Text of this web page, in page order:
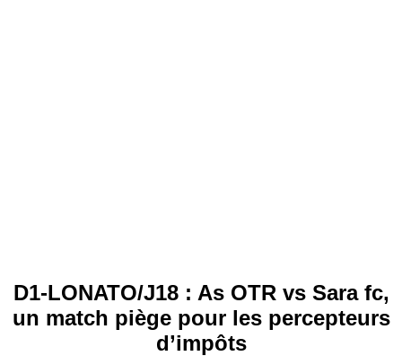
D1-LONATO/J18 : As OTR vs Sara fc,
un match piège pour les percepteurs
d’impôts